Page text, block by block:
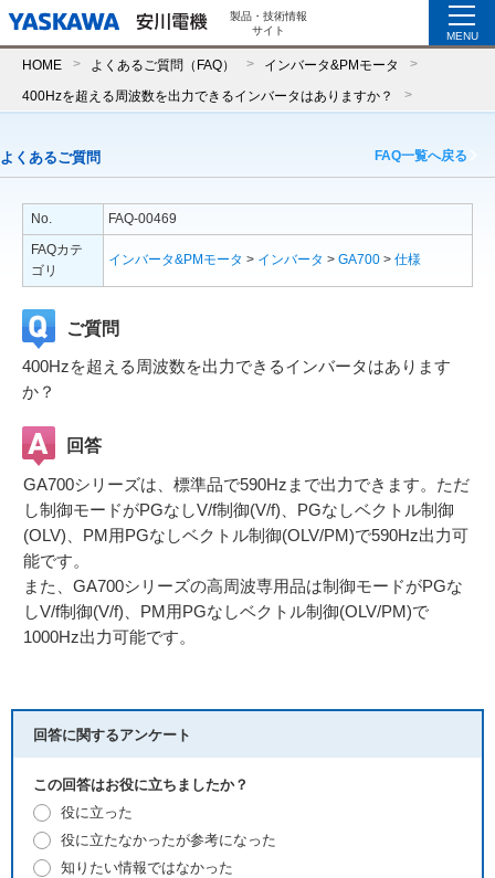
製品・技術情報
サイト
MENU
HOME よくあるご質問（FAQ） インバータ&PMモータ
400Hzを超える周波数を出力できるインバータはありますか？
よくあるご質問 FAQ一覧へ戻る
No.
FAQ-00469
FAQカテ
ゴリ
インバータ&PMモータ > インバータ > GA700 > 仕様
ご質問
400Hzを超える周波数を出力できるインバータはあります
か？
回答
GA700シリーズは、標準品で590Hzまで出力できます。ただ
し制御モードがPGなしV/f制御(V/f)、PGなしベクトル制御
(OLV)、PM用PGなしベクトル制御(OLV/PM)で590Hz出力可
能です。
また、GA700シリーズの高周波専用品は制御モードがPGな
しV/f制御(V/f)、PM用PGなしベクトル制御(OLV/PM)で
1000Hz出力可能です。
回答に関するアンケート
この回答はお役に立ちましたか？
役に立った
役に立たなかったが参考になった
知りたい情報ではなかった